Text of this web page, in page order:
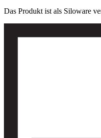
Das Produkt ist als Siloware